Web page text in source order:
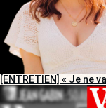
[ENTRETIEN] « Je ne